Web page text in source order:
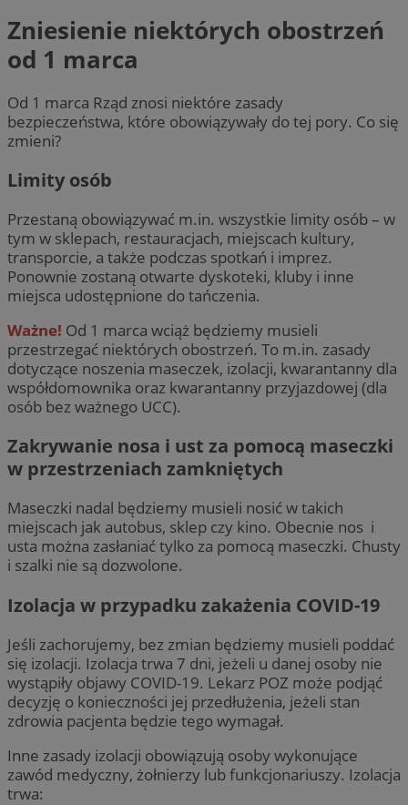
Zniesienie niektórych obostrzeń
od 1 marca
Od 1 marca Rząd znosi niektóre zasady
bezpieczeństwa, które obowiązywały do tej pory. Co się
zmieni?
Limity osób
Przestaną obowiązywać m.in. wszystkie limity osób – w
tym w sklepach, restauracjach, miejscach kultury,
transporcie, a także podczas spotkań i imprez.
Ponownie zostaną otwarte dyskoteki, kluby i inne
miejsca udostępnione do tańczenia.
Ważne! Od 1 marca wciąż będziemy musieli
przestrzegać niektórych obostrzeń. To m.in. zasady
dotyczące noszenia maseczek, izolacji, kwarantanny dla
współdomownika oraz kwarantanny przyjazdowej (dla
osób bez ważnego UCC).
Zakrywanie nosa i ust za pomocą maseczki
w przestrzeniach zamkniętych
Maseczki nadal będziemy musieli nosić w takich
miejscach jak autobus, sklep czy kino. Obecnie nos i
usta można zasłaniać tylko za pomocą maseczki. Chusty
i szalki nie są dozwolone.
Izolacja w przypadku zakażenia COVID-19
Jeśli zachorujemy, bez zmian będziemy musieli poddać
się izolacji. Izolacja trwa 7 dni, jeżeli u danej osoby nie
wystąpiły objawy COVID-19. Lekarz POZ może podjąć
decyzję o konieczności jej przedłużenia, jeżeli stan
zdrowia pacjenta będzie tego wymagał.
Inne zasady izolacji obowiązują osoby wykonujące
zawód medyczny, żołnierzy lub funkcjonariuszy. Izolacja
trwa: